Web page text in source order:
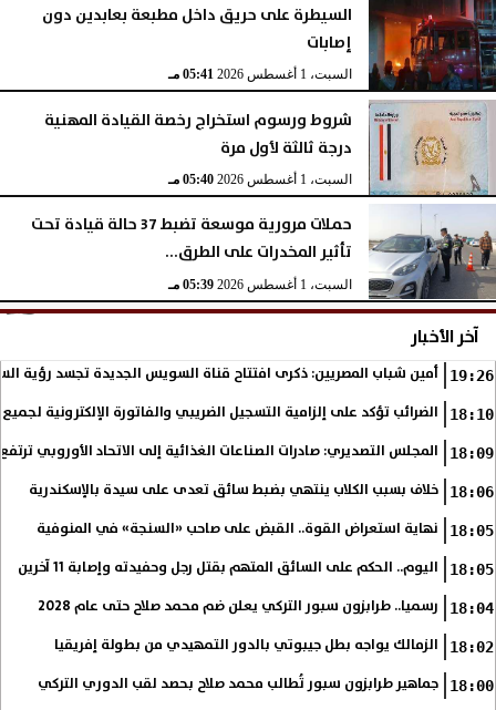
السيطرة على حريق داخل مطبعة بعابدين دون
إصابات
السبت، 1 أغسطس 2026 05:41 مـ
شروط ورسوم استخراج رخصة القيادة المهنية
درجة ثالثة لأول مرة
السبت، 1 أغسطس 2026 05:40 مـ
حملات مرورية موسعة تضبط 37 حالة قيادة تحت
تأثير المخدرات على الطرق...
السبت، 1 أغسطس 2026 05:39 مـ
آخر الأخبار
19:26 أمين شباب المصريين: ذكرى افتتاح قناة السويس الجديدة تجسد رؤية
18:10 الضرائب تؤكد على إلزامية التسجيل الضريبي والفاتورة الإلكترونية
18:09 المجلس التصديري: صادرات الصناعات الغذائية إلى الاتحاد الأوروبي ترتفع 15.4% خلال النصف الأول من
18:06 خلاف بسبب الكلاب ينتهي بضبط سائق تعدى على سيدة بالإسكندرية
18:05 نهاية استعراض القوة.. القبض على صاحب «السنجة» في المنوفية
18:05 اليوم.. الحكم على السائق المتهم بقتل رجل وحفيدته وإصابة 11 آخرين
18:04 رسميا.. طرابزون سبور التركي يعلن ضم محمد صلاح حتى عام 2028
18:02 الزمالك يواجه بطل جيبوتي بالدور التمهيدي من بطولة إفريقيا
18:00 جماهير طرابزون سبور تُطالب محمد صلاح بحصد لقب الدوري التركي